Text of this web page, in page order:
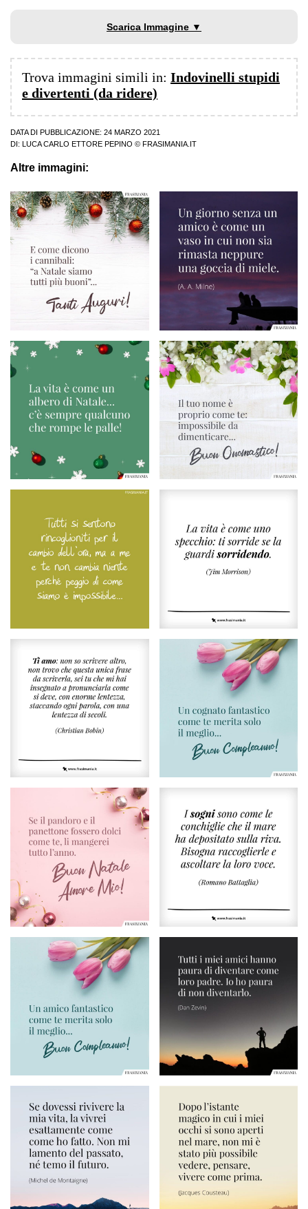
Scarica Immagine ▼
Trova immagini simili in: Indovinelli stupidi
e divertenti (da ridere)
DATA DI PUBBLICAZIONE: 24 MARZO 2021
DI:
LUCA CARLO ETTORE PEPINO © FRASIMANIA.IT
Altre immagini: